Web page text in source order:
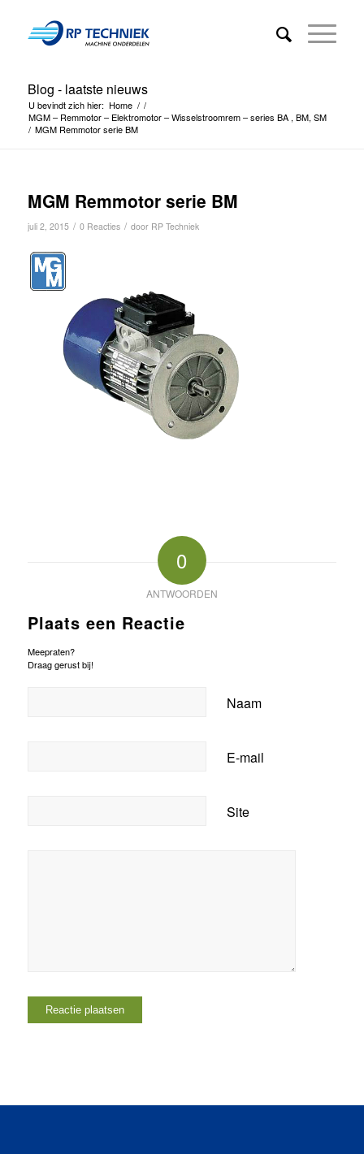
Blog - laatste nieuws
U bevindt zich hier: Home / /
MGM – Remmotor – Elektromotor – Wisselstroomrem – series BA , BM, SM
/ MGM Remmotor serie BM
MGM Remmotor serie BM
juli 2, 2015 / 0 Reacties / door RP Techniek
0
ANTWOORDEN
Plaats een Reactie
Meepraten?
Draag gerust bij!
Naam
E-mail
Site